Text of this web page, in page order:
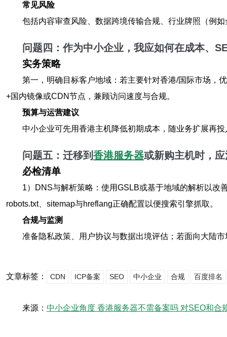
常见风险
包括内容审查风险、数据跨境传输合规、行业牌照（例
问题四：作为中小企业，我应如何在成本、
实务策略
第一，明确目标客户地域：若主要针对香港/国际市场，
+国内镜像或CDN节点，兼顾访问速度与合规。
预算与运营建议
中小企业可先用香港主机降低初期成本，随业务扩展再
问题五：迁移到香港服务器或新购主机时，
必检清单
1）DNS与解析策略：使用GSLB或基于地域的解析以改
robots.txt、sitemap与hreflang正确配置以便搜索引擎抓取。
合规与监测
准备隐私政策、用户协议与数据出境评估；若面向大陆
文章标签： CDN ICP备案 SEO 中小企业 合规 百度排名
来源： 中小企业角度 香港服务器不需备案吗 对SEO和合